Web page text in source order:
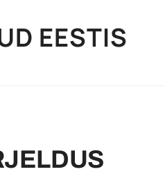
EESTIS